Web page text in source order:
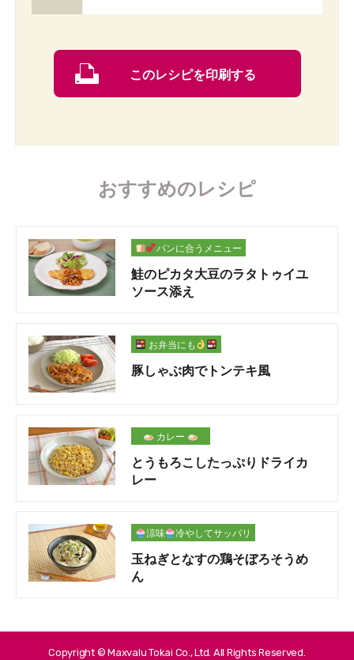
このレシピを印刷する
おすすめのレシピ
パンに合うメニュー
鮭のピカタ大豆のラタトゥイユ
ソース添え
お弁当にも
豚しゃぶ肉でトンテキ風
カレー
とうもろこしたっぷりドライカ
レー
涼味 冷やしてサッパリ
玉ねぎとなすの鶏そぼろそうめ
ん
Copyright © Maxvalu Tokai Co., Ltd. All Rights Reserved.